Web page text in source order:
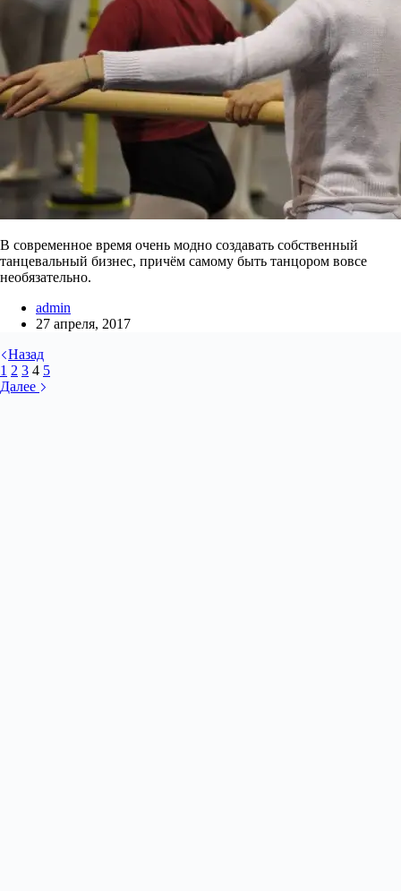
В современное время очень модно создавать собственный
танцевальный бизнес, причём самому быть танцором вовсе
необязательно.
admin
27 апреля, 2017
Назад
1 2 3 4 5
Далее